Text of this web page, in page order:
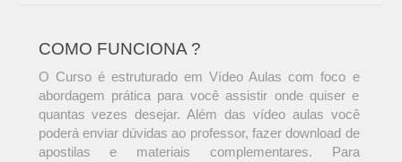
COMO FUNCIONA ?
O Curso é estruturado em Vídeo Aulas com foco e
abordagem prática para você assistir onde quiser e
quantas vezes desejar. Além das vídeo aulas você
poderá enviar dúvidas ao professor, fazer download de
apostilas e materiais complementares. Para